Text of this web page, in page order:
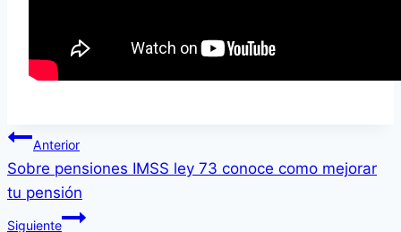
Navegación
de
entradas
Anterior
Sobre pensiones IMSS ley 73 conoce como mejorar
tu pensión
Siguiente